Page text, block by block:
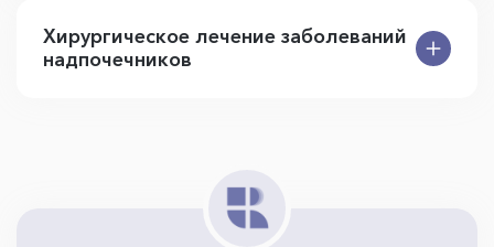
Хирургическое лечение заболеваний
надпочечников